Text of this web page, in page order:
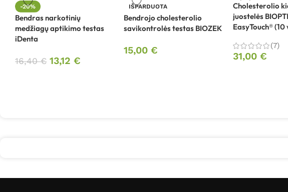
-20%
Bendras narkotinių
medžiagų aptikimo testas
iDenta
16,40€ 13,12 €
IŠPARDUOTA
Bendrojo cholesterolio
savikontrolės testas BIOZEK
15,00€
Cholesterolio
juostelės
EasyTouch® (10
(7)
31,00 €